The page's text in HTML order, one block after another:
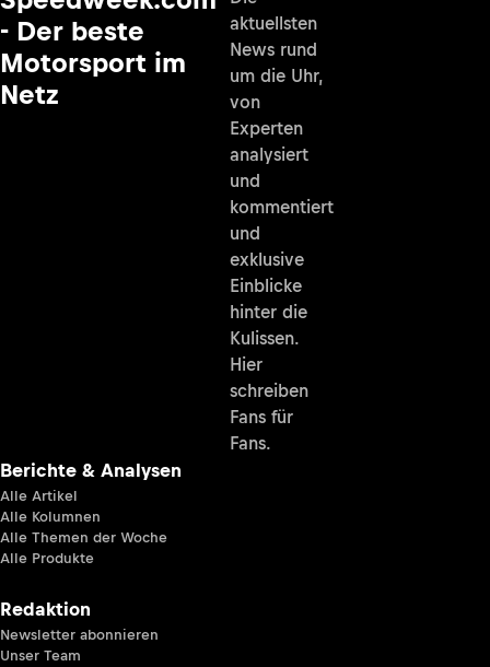
- Der beste
Motorsport im
Netz
aktuellsten
News rund
um die Uhr,
von
Experten
analysiert
und
kommentiert
und
exklusive
Einblicke
hinter die
Kulissen.
Hier
schreiben
Fans für
Fans.
Berichte & Analysen
Alle Artikel
Alle Kolumnen
Alle Themen der Woche
Alle Produkte
Redaktion
Newsletter abonnieren
Unser Team